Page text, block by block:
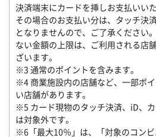
決済端末にカードを挿しお支払いい
その場合のお支払い分は、タッチ決
となりませんので、ご了承ください
ない金額の上限は、ご利用される店
ざいます。
※3 通常のポイントを含みます。
※4 商業施設内の店舗など、一部ポ
い店舗があります。
※5 カード現物のタッチ決済、iD、
は対象外です。
※6「最大10％」は、「対象のコン